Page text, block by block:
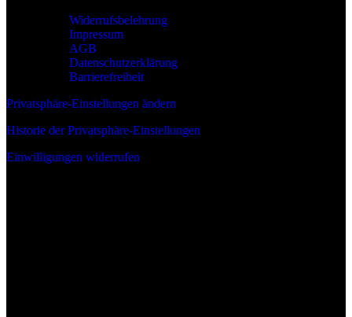
Widerrufsbelehrung
Impressum
AGB
Datenschutzerklärung
Barrierefreiheit
Privatsphäre-Einstellungen ändern
Historie der Privatsphäre-Einstellungen
Einwilligungen widerrufen